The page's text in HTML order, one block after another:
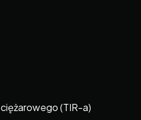
(TIR-a)